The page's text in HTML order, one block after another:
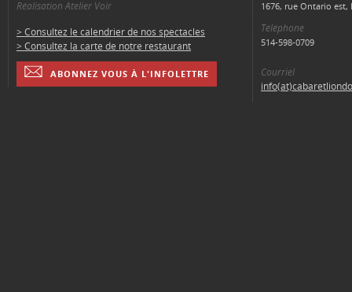
Réalisation Atelier Voir
> Consultez le calendrier de nos spectacles
> Consultez la carte de notre restaurant
ABONNEZ VOUS À L'INFOLETTRE
1676, rue Ontario est,
Téléphone
514-598-0709
Courriel